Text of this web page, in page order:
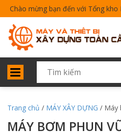
Chào mừng bạn đến với Tổng kho
Trang chủ / MÁY XÂY DỰNG / Máy
MÁY BƠM PHUN